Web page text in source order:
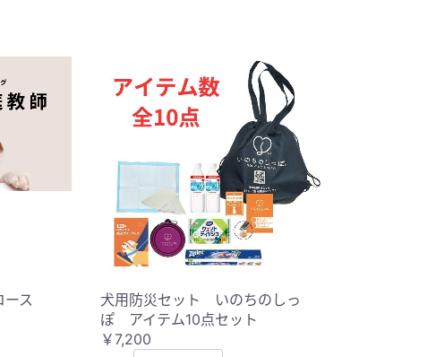
ス
犬用防災セット いのちのしっ
ぽ アイテム10点セット
￥7,200